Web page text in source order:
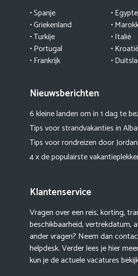
• Spanje
• Griekenland
• Turkije
•Portugal
• Frankrijk
• Egypte
•
• Italië
•
•
Nieuwsberichten
6 kleine landen om in 1 dag te
Tips voor strandvakanties in
Tips voor rondreizen door
4 x de populairste
Klantenservice
Vragen over een reis, korting,
beschikbaarheid, vertrekdatum,
ander vragen? Neem dan
helpdesk. Verder lees je hier
kun je de actuelevacatures